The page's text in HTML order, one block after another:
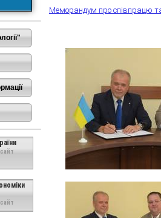
Меморандум про співпрацю